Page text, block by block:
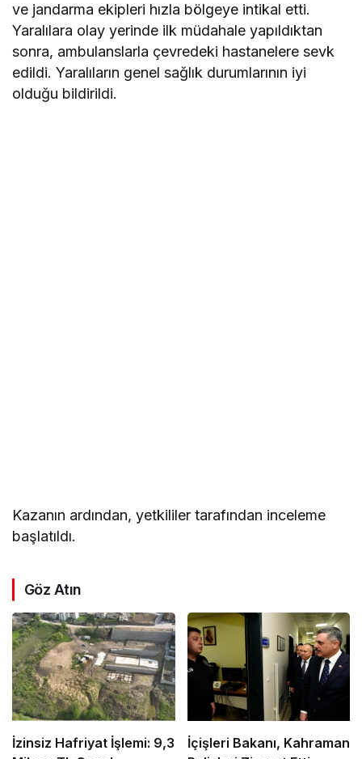
ve jandarma ekipleri hızla bölgeye intikal etti.
Yaralılara olay yerinde ilk müdahale yapıldıktan
sonra, ambulanslarla çevredeki hastanelere sevk
edildi. Yaralıların genel sağlık durumlarının iyi
olduğu bildirildi.
Kazanın ardından, yetkililer tarafından inceleme
başlatıldı.
Göz Atın
İzinsiz Hafriyat İşlemi: 9,3
İçişleri Bakanı, Kahraman